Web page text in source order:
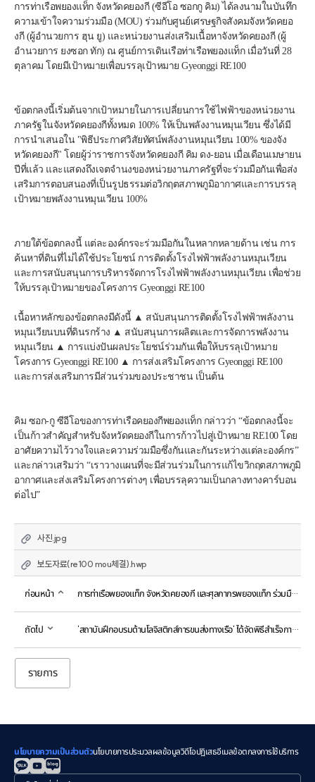
การท่าเรือพยองแท็ก จังหวัดคยองกี (ซีอีโอ ซอกกู คิม) ได้ลงนามในบันทึก
ความเข้าใจความร่วมมือ (MOU) ร่วมกับศูนย์เศรษฐกิจสังคมจังหวัดคยอ
งกี (ผู้อำนวยการ ฮุน ยู) และหน่วยงานส่งเสริมเนื้อหาจังหวัดคยองกี (ผู้
อำนวยการ ยงซอก ทัก) ณ ศูนย์การเดินเรือท่าเรือพยองแท็ก เมื่อวันที่ 28
ตุลาคม โดยมีเป้าหมายเพื่อบรรลุเป้าหมาย Gyeonggi RE100
ข้อตกลงนี้เริ่มต้นจากเป้าหมายในการเปลี่ยนการใช้ไฟฟ้าของหน่วยงาน
ภาครัฐในจังหวัดคยองกีทั้งหมด 100% ให้เป็นพลังงานหมุนเวียน ซึ่งได้มี
การนำเสนอใน "พิธีประกาศวิสัยทัศน์พลังงานหมุนเวียน 100% ของจัง
หวัดคยองกี" โดยผู้ว่าราชการจังหวัดคยองกี คิม ดง-ยอน เมื่อเดือนเมษายน
ปีที่แล้ว และแสดงถึงเจตจำนงของหน่วยงานภาครัฐที่จะร่วมมือกันเพื่อส่ง
เสริมการตอบสนองที่เป็นรูปธรรมต่อวิกฤตสภาพภูมิอากาศและการบรรลุ
เป้าหมายพลังงานหมุนเวียน 100%
ภายใต้ข้อตกลงนี้ แต่ละองค์กรจะร่วมมือกันในหลากหลายด้าน เช่น การ
ค้นหาที่ดินที่ไม่ได้ใช้ประโยชน์ การติดตั้งโรงไฟฟ้าพลังงานหมุนเวียน
และการสนับสนุนการบริหารจัดการโรงไฟฟ้าพลังงานหมุนเวียน เพื่อช่วย
ให้บรรลุเป้าหมายของโครงการ Gyeonggi RE100
เนื้อหาหลักของข้อตกลงมีดังนี้ ▲ สนับสนุนการติดตั้งโรงไฟฟ้าพลังงาน
หมุนเวียนบนที่ดินรกร้าง ▲ สนับสนุนการผลิตและการจัดการพลังงาน
หมุนเวียน ▲ การแบ่งปันผลประโยชน์ร่วมกันเพื่อให้บรรลุเป้าหมาย
โครงการ Gyeonggi RE100 ▲ การส่งเสริมโครงการ Gyeonggi RE100
และการส่งเสริมการมีส่วนร่วมของประชาชน เป็นต้น
คิม ซอก-กู ซีอีโอของการท่าเรือคยองกีพยองแท็ก กล่าวว่า “ข้อตกลงนี้จะ
เป็นก้าวสำคัญสำหรับจังหวัดคยองกีในการก้าวไปสู่เป้าหมาย RE100 โดย
อาศัยความไว้วางใจและความร่วมมือซึ่งกันและกันระหว่างแต่ละองค์กร”
และกล่าวเสริมว่า “เราวางแผนที่จะมีส่วนร่วมในการแก้ไขวิกฤตสภาพภูมิ
อากาศและส่งเสริมโครงการต่างๆ เพื่อบรรลุความเป็นกลางทางคาร์บอน
ต่อไป”
사진.jpg
보도자료(re100 mou체결).hwp
ก่อนหน้า การท่าเรือพยองแท็ก จังหวัดคยองกี และศุลกากรพยองแท็ก ร่วมมือกันป้องกันการลักลอบนำเข้าวัตถุอันตราย
ถัดไป 'สถาบันฝึกอบรมด้านโลจิสติกส์การขนส่งทางเรือ' ได้จัดพิธีสำเร็จการศึกษาอย่างประสบความสำเร็จ
รายการ
นโยบายความเป็นส่วนตัวนโยบายการประมวลผลข้อมูลวิดีโอปฏิเสธอีเมลข้อตกลงการใช้บริการ